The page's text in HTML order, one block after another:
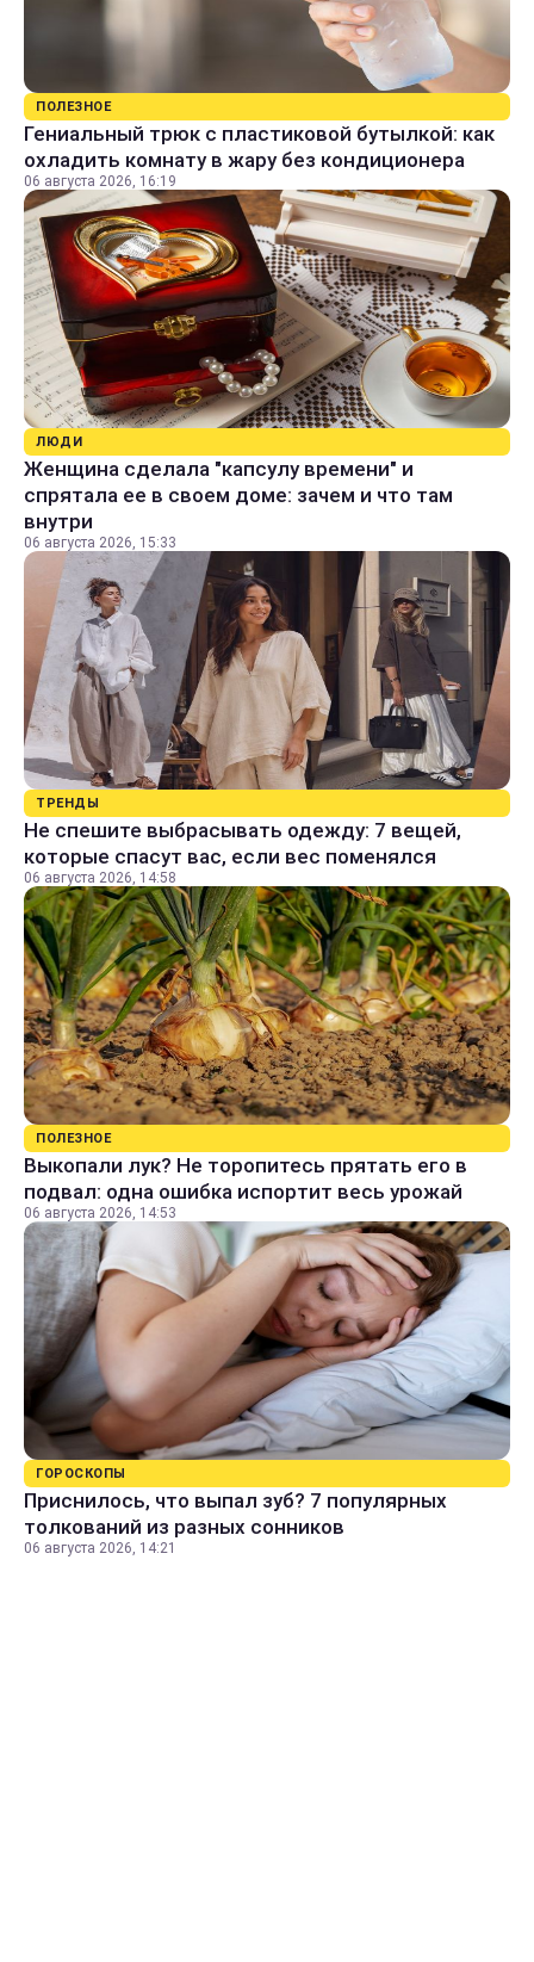
ПОЛЕЗНОЕ
Гениальный трюк с пластиковой бутылкой: как
охладить комнату в жару без кондиционера
06 августа 2026, 16:19
ЛЮДИ
Женщина сделала "капсулу времени" и
спрятала ее в своем доме: зачем и что там
внутри
06 августа 2026, 15:33
ТРЕНДЫ
Не спешите выбрасывать одежду: 7 вещей,
которые спасут вас, если вес поменялся
06 августа 2026, 14:58
ПОЛЕЗНОЕ
Выкопали лук? Не торопитесь прятать его в
подвал: одна ошибка испортит весь урожай
06 августа 2026, 14:53
ГОРОСКОПЫ
Приснилось, что выпал зуб? 7 популярных
толкований из разных сонников
06 августа 2026, 14:21